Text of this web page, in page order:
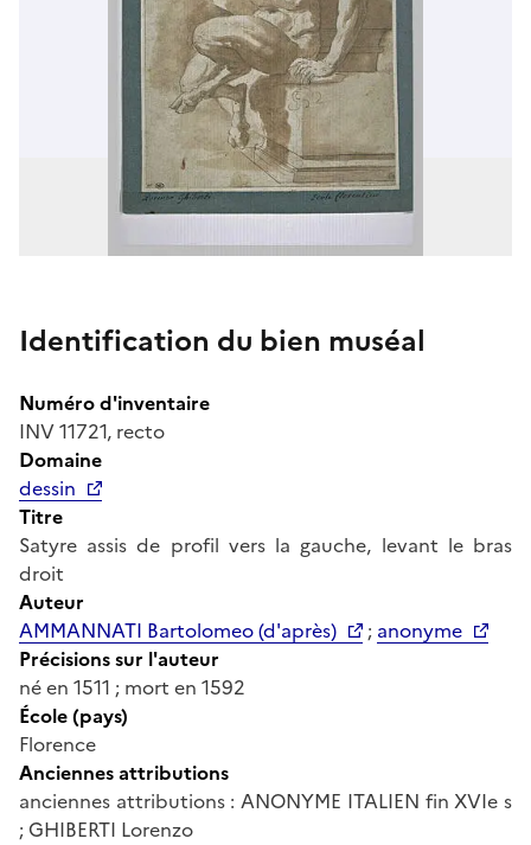
Identification du bien muséal
Numéro d'inventaire
INV 11721, recto
Domaine
dessin
Titre
Satyre assis de profil vers la gauche, levant le bras
droit
Auteur
AMMANNATI Bartolomeo (d'après)
; anonyme
Précisions sur l'auteur
né en 1511 ; mort en 1592
École (pays)
Florence
Anciennes attributions
anciennes attributions : ANONYME ITALIEN fin XVIe s
; GHIBERTI Lorenzo